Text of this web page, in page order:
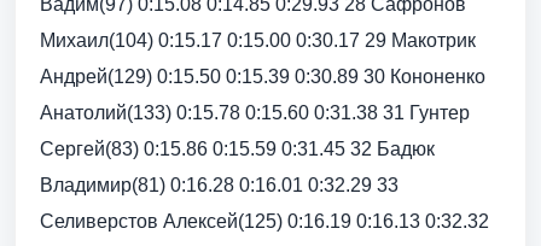
Вадим(97) 0:15.08 0:14.85 0:29.93 28 Сафронов
Михаил(104) 0:15.17 0:15.00 0:30.17 29 Макотрик
Андрей(129) 0:15.50 0:15.39 0:30.89 30 Кононенко
Анатолий(133) 0:15.78 0:15.60 0:31.38 31 Гунтер
Сергей(83) 0:15.86 0:15.59 0:31.45 32 Бадюк
Владимир(81) 0:16.28 0:16.01 0:32.29 33
Селиверстов Алексей(125) 0:16.19 0:16.13 0:32.32